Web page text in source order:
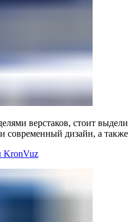
верстаков, стоит
современный дизайн, а
KronVuz